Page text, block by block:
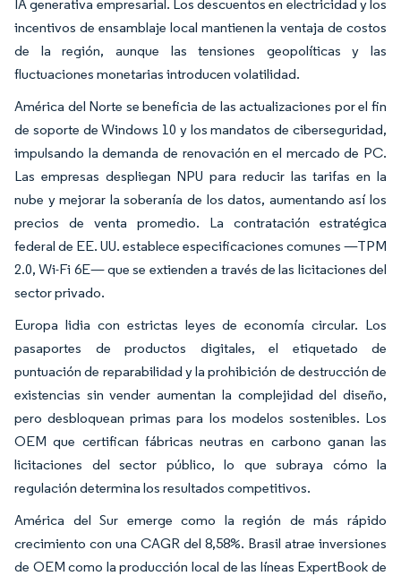
IA generativa empresarial. Los descuentos en electricidad y los
incentivos de ensamblaje local mantienen la ventaja de costos
de la región, aunque las tensiones geopolíticas y las
fluctuaciones monetarias introducen volatilidad.
América del Norte se beneficia de las actualizaciones por el fin
de soporte de Windows 10 y los mandatos de ciberseguridad,
impulsando la demanda de renovación en el mercado de PC.
Las empresas despliegan NPU para reducir las tarifas en la
nube y mejorar la soberanía de los datos, aumentando así los
precios de venta promedio. La contratación estratégica
federal de EE. UU. establece especificaciones comunes —TPM
2.0, Wi-Fi 6E— que se extienden a través de las licitaciones del
sector privado.
Europa lidia con estrictas leyes de economía circular. Los
pasaportes de productos digitales, el etiquetado de
puntuación de reparabilidad y la prohibición de destrucción de
existencias sin vender aumentan la complejidad del diseño,
pero desbloquean primas para los modelos sostenibles. Los
OEM que certifican fábricas neutras en carbono ganan las
licitaciones del sector público, lo que subraya cómo la
regulación determina los resultados competitivos.
América del Sur emerge como la región de más rápido
crecimiento con una CAGR del 8,58%. Brasil atrae inversiones
de OEM como la producción local de las líneas ExpertBook de